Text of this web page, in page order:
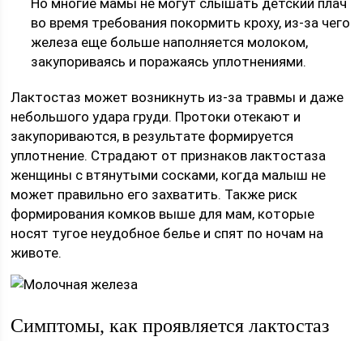
Но многие мамы не могут слышать детский плач
во время требования покормить кроху, из-за чего
железа еще больше наполняется молоком,
закупориваясь и поражаясь уплотнениями.
Лактостаз может возникнуть из-за травмы и даже
небольшого удара груди. Протоки отекают и
закупориваются, в результате формируется
уплотнение. Страдают от признаков лактостаза
женщины с втянутыми сосками, когда малыш не
может правильно его захватить. Также риск
формирования комков выше для мам, которые
носят тугое неудобное белье и спят по ночам на
животе.
Симптомы, как проявляется лактостаз